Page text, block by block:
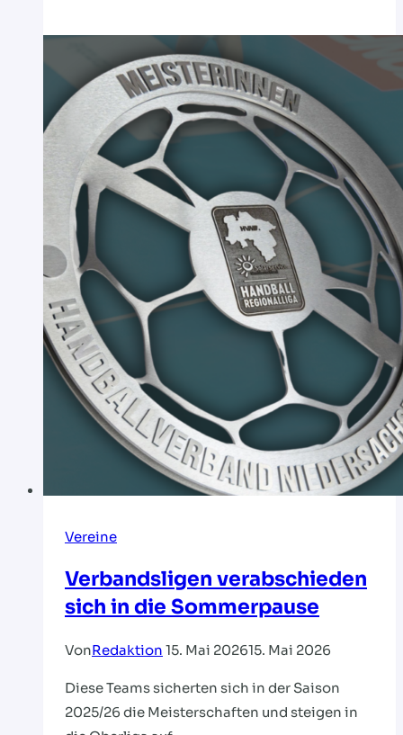
zu
Gast
in
Hamburg
Vereine
Verbandsligen verabschieden
sich in die Sommerpause
VonRedaktion 15. Mai 202615. Mai 2026
Diese Teams sicherten sich in der Saison
2025/26 die Meisterschaften und steigen in